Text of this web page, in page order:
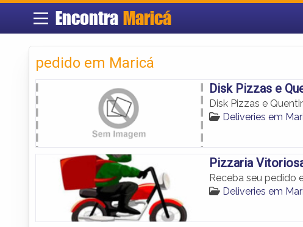
Encontra Maricá
pedido em Maricá
Disk Pizzas e
Disk Pizzas e
Deliveries em
Pizzaria
Receba seu pedido
Deliveries em